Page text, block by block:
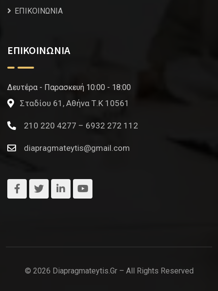
ΕΠΙΚΟΙΝΩΝΙΑ
ΕΠΙΚΟΙΝΩΝΙΑ
Δευτέρα - Παρασκευή 10:00 - 18:00
Σταδίου 61, Αθήνα Τ.Κ 10561
210 220 4277 – 6932 272 112
diapragmateytis@gmail.com
© 2026 Diapragmateytis.gr – All Rights Reserved